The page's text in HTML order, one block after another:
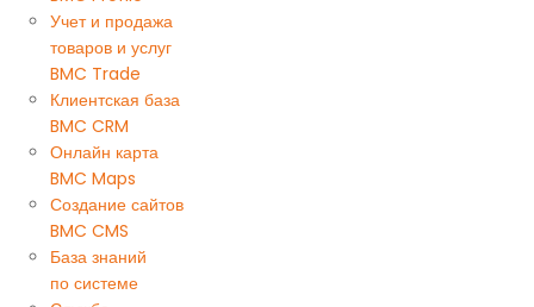
Учет и продажа
товаров и услуг
BMC Trade
Клиентская база
BMC CRM
Онлайн карта
BMC Maps
Создание сайтов
BMC CMS
База знаний
по системе